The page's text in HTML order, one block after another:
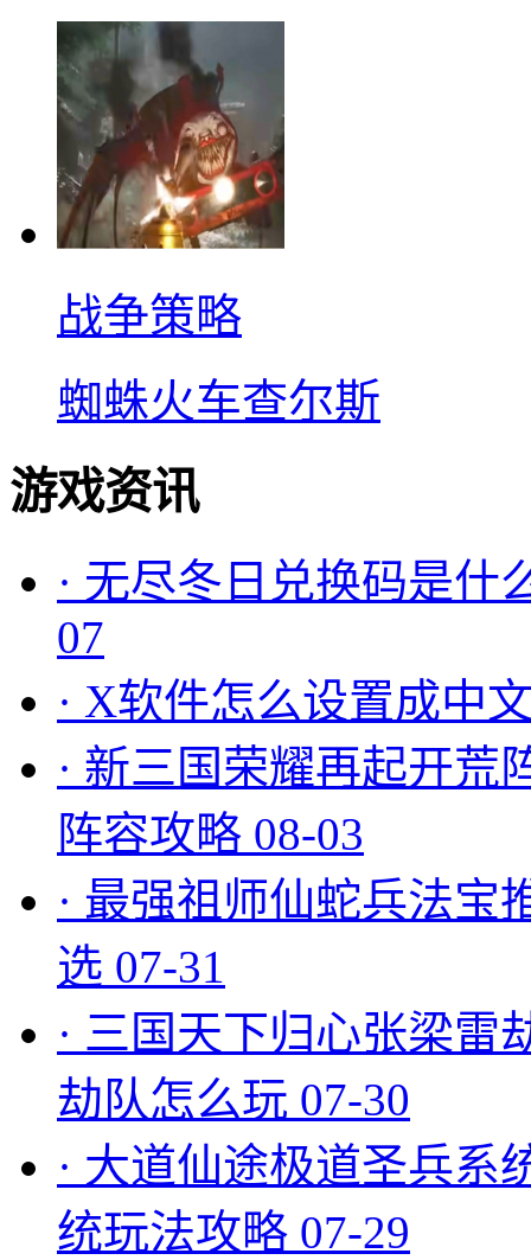
战争策略
蜘蛛火车查尔斯
游戏资讯
· 无尽冬日兑换码是什
07
· X软件怎么设置成中
· 新三国荣耀再起开荒
阵容攻略 08-03
· 最强祖师仙蛇兵法宝
选 07-31
· 三国天下归心张梁雷
劫队怎么玩 07-30
· 大道仙途极道圣兵系
统玩法攻略 07-29